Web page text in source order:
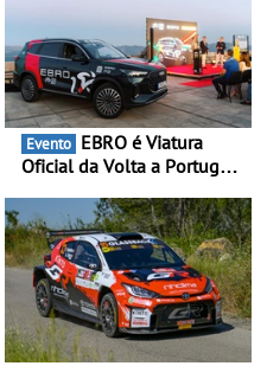
Evento
Oficial da Volta a Portugal
presença nacional ao lado
da mítica prova de ciclismo
e leva a sua gama SUV
multi-energia às estradas
de Portugal